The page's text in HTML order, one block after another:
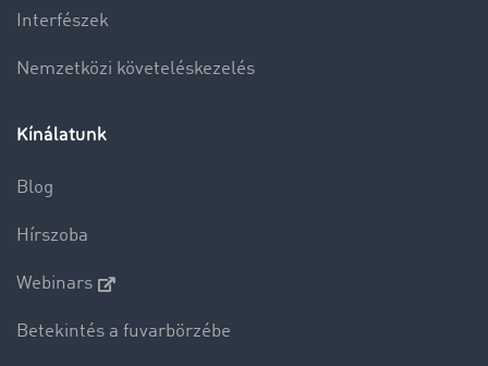
Interfészek
Nemzetközi követeléskezelés
Kínálatunk
Blog
Hírszoba
Webinars
Betekintés a fuvarbörzébe